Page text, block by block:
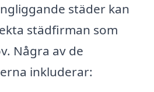
städer kan
städfirman som
Några av de
inkluderar: